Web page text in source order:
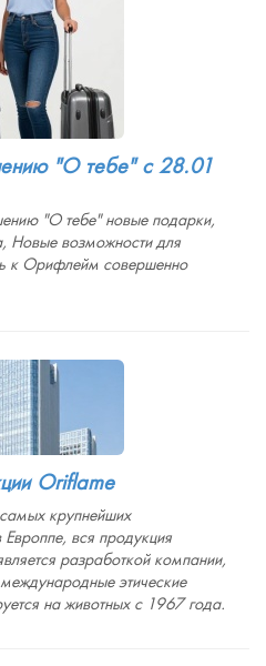
"О тебе" с 28.01
"О тебе" новые подарки,
Новые возможности для
к Орифлейм совершенно
Oriflame
крупнейших
Европпе, вся продукция
разработкой компании,
этические
на животных с 1967 года.